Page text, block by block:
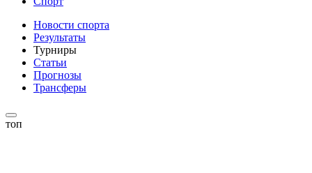
Новости спорта
Результаты
Турниры
Статьи
Прогнозы
Трансферы
топ